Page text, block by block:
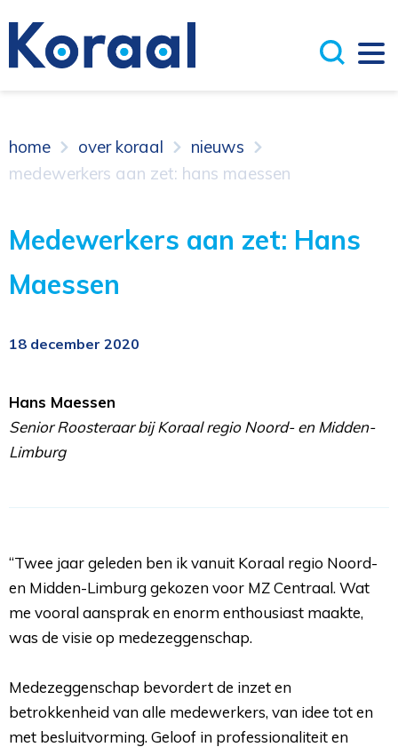
home over koraal
nieuws
medewerkers aan zet: hans maessen
Medewerkers aan zet: Hans
Maessen
18 december 2020
Hans Maessen
Senior Roosteraar bij Koraal regio Noord- en Midden-
Limburg
“Twee jaar geleden ben ik vanuit Koraal regio Noord-
en Midden-Limburg gekozen voor MZ Centraal. Wat
me vooral aansprak en enorm enthousiast maakte,
was de visie op medezeggenschap.
Medezeggenschap bevordert de inzet en
betrokkenheid van alle medewerkers, van idee tot en
met besluitvorming. Geloof in professionaliteit en